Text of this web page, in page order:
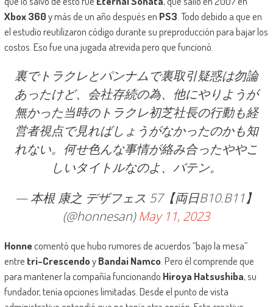
Xbox 360y más de un año después en PS3 . Todo debido a que en
el estudio reutilizaron código durante su preproducción para bajar los
costos. Eso fue una jugada atrevida pero que funcionó.
裏でトラクレとパンナムで裏取引疑惑は勿論
あったけど、会社存続の為、他にやりようが
無かった当時のトラクレ初芝社長の行動も経
営者視点で見ればしょうがなかったのかも知
れない。何せ色んな事情が絡み合ったややこ
しいタイトルなのよ、バテン。
— 本根 康之 デザフェス 57【両日B10.B11】
(@honnesan)May 11, 2023
Honnecomentó que hubo rumores de acuerdos “bajo la mesa”
entre tri-CrescendoyBandai Namco. Pero él comprende que
para mantener la compañía funcionando Hiroya Hatsushiba, su
fundador, tenía opciones limitadas. Desde el punto de vista